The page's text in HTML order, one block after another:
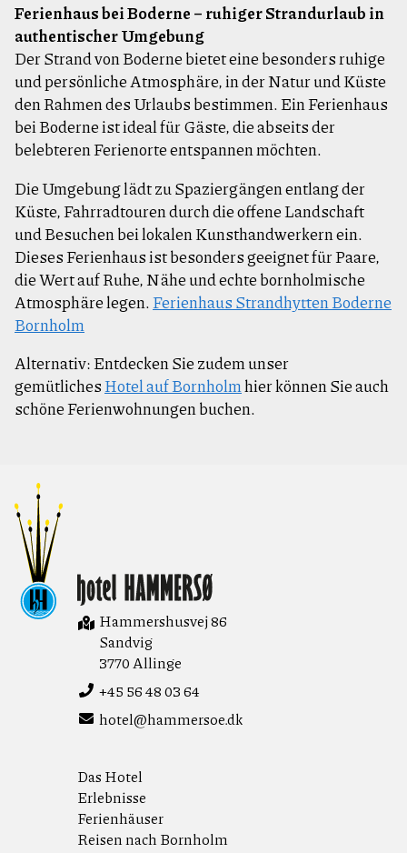
Ferienhaus bei Boderne – ruhiger Strandurlaub in
authentischer Umgebung
Der Strand von Boderne bietet eine besonders ruhige
und persönliche Atmosphäre, in der Natur und Küste
den Rahmen des Urlaubs bestimmen. Ein Ferienhaus
bei Boderne ist ideal für Gäste, die abseits der
belebteren Ferienorte entspannen möchten.
Die Umgebung lädt zu Spaziergängen entlang der
Küste, Fahrradtouren durch die offene Landschaft
und Besuchen bei lokalen Kunsthandwerkern ein.
Dieses Ferienhaus ist besonders geeignet für Paare,
die Wert auf Ruhe, Nähe und echte bornholmische
Atmosphäre legen. Ferienhaus Strandhytten Boderne
Bornholm
Alternativ: Entdecken Sie zudem unser
gemütlichesHotel auf Bornholmhier können Sie auch
schöne Ferienwohnungen buchen.
Hotel Hammersø
Hammershusvej 86
Sandvig
3770 Allinge
+45 56 48 03 64
hotel@hammersoe.dk
Das Hotel
Erlebnisse
Ferienhäuser
Reisen nach Bornholm